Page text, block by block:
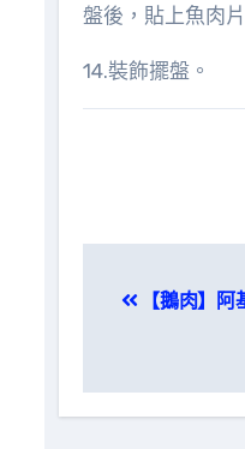
盤後，貼上魚肉
14.裝飾擺盤。
覽
【鵝肉】阿